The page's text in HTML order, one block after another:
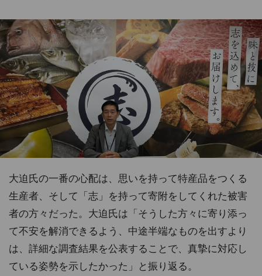
大迫氏の一番の心配は、思いを持って特産品をつくる
生産者、そして「志」を持って寄附をしてくれた被害
者の方々だった。大迫氏は「そうした方々に寄り添っ
て不安を解消できるよう、中途半端なものを出すより
は、詳細な調査結果を公表することで、真摯に対応し
ている姿勢を示したかった」と振り返る。